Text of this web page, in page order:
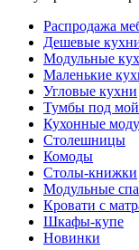
Распродажа
Дешевые
Модульные
Маленькие
Угловые кухни
Тумбы под
Кухонные
Столешницы
Комоды
Столы-книжки
Модульные
Кровати с
Шкафы-купе
Новинки